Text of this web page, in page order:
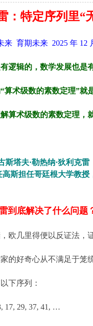
：特定序列里“
来 育期未来 2025 年 12
逻辑的，数学发展也是
算术级数的素数定理”就
算术级数的素数定理，
斯塔夫·勒热纳·狄利克
高斯担任哥廷根大学教
到底解决了什么问题
欧几里得便以反证法，
的好奇心从不满足于笼
下序列：
17, 29, 37, 41, …